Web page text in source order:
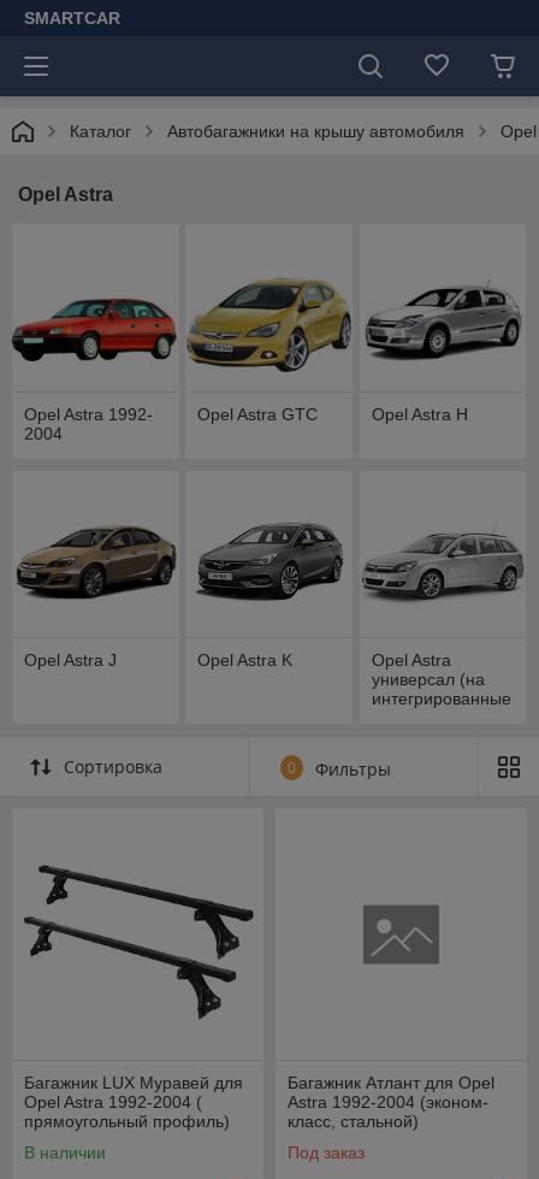
SMARTCAR
Каталог Автобагажники на крышу автомобиля Opel
Opel Astra
Opel Astra 1992-
2004
Opel Astra GTC Opel Astra H
Opel Astra J Opel Astra K
Opel Astra
универсал (на
интегрированные
Сортировка 0 Фильтры
Багажник LUX Муравей для
Opel Astra 1992-2004 (
прямоугольный профиль)
В наличии
Багажник Атлант для Opel
Astra 1992-2004 (эконом-
класс, стальной)
Под заказ